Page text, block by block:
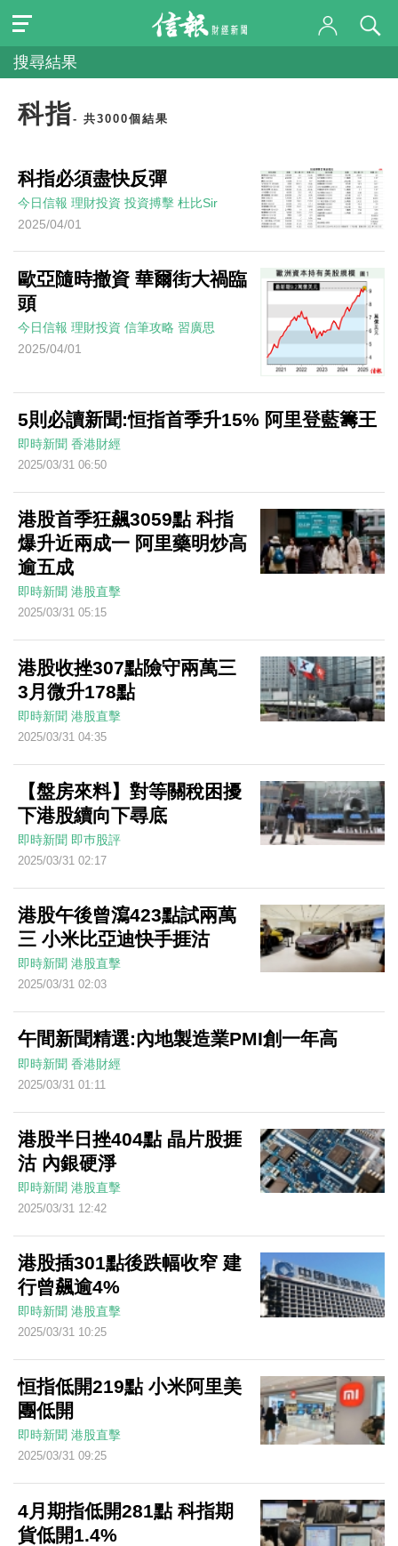
搜尋結果
科指- 共3000個結果
科指必須盡快反彈
今日信報 理財投資 投資搏擊 杜比Sir
2025/04/01
歐亞隨時撤資 華爾街大禍臨
頭
今日信報 理財投資 信筆攻略 習廣思
2025/04/01
5則必讀新聞:恒指首季升15% 阿里登藍籌王
即時新聞 香港財經
2025/03/31 06:50
港股首季狂飆3059點 科指
爆升近兩成一 阿里藥明炒高
逾五成
即時新聞 港股直擊
2025/03/31 05:15
港股收挫307點險守兩萬三
3月微升178點
即時新聞 港股直擊
2025/03/31 04:35
【盤房來料】對等關稅困擾
下港股續向下尋底
即時新聞 即巿股評
2025/03/31 02:17
港股午後曾瀉423點試兩萬
三 小米比亞迪快手捱沽
即時新聞 港股直擊
2025/03/31 02:03
午間新聞精選:內地製造業PMI創一年高
即時新聞 香港財經
2025/03/31 01:11
港股半日挫404點 晶片股捱
沽 內銀硬淨
即時新聞 港股直擊
2025/03/31 12:42
港股插301點後跌幅收窄 建
行曾飆逾4%
即時新聞 港股直擊
2025/03/31 10:25
恒指低開219點 小米阿里美
團低開
即時新聞 港股直擊
2025/03/31 09:25
4月期指低開281點 科指期
貨低開1.4%